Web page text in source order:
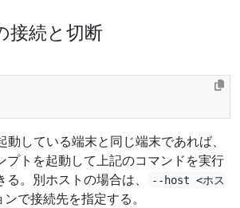
接続と切断
している端末と同じ端末であれば、
プトを起動して上記のコマンドを実行
。別ホストの場合は、
--host <ホス
で接続先を指定する。